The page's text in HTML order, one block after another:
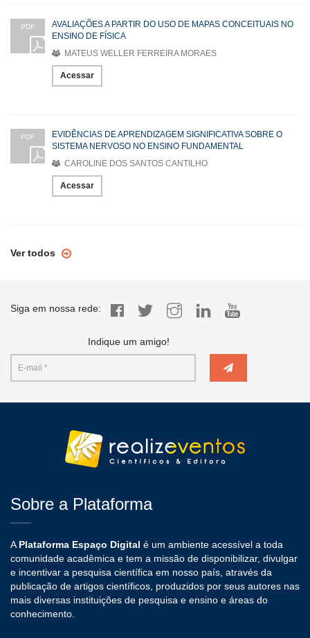
PDF
AVALIAÇÕES A PARTIR DO USO DE MAPAS CONCEITUAIS NO
ENSINO DE FÍSICA
MATEUS WELLER FERREIRA MORAES
Acessar
PDF
EVIDÊNCIAS DE APRENDIZAGEM SIGNIFICATIVA SOBRE O
SISTEMA NERVOSO NO ENSINO FUNDAMENTAL
CAROLINE DOS SANTOS CANTILHO
Acessar
Ver todos
Siga em nossa rede:
Indique um amigo!
Sobre a Plataforma
A Plataforma Espaço Digital é um ambiente acessível a toda
comunidade acadêmica e tem a missão de disponibilizar, divulgar
e incentivar a pesquisa científica em nosso país, através da
publicação de artigos científicos, produzidos por seus autores nas
mais diversas instituições de pesquisa e ensino e áreas do
conhecimento.